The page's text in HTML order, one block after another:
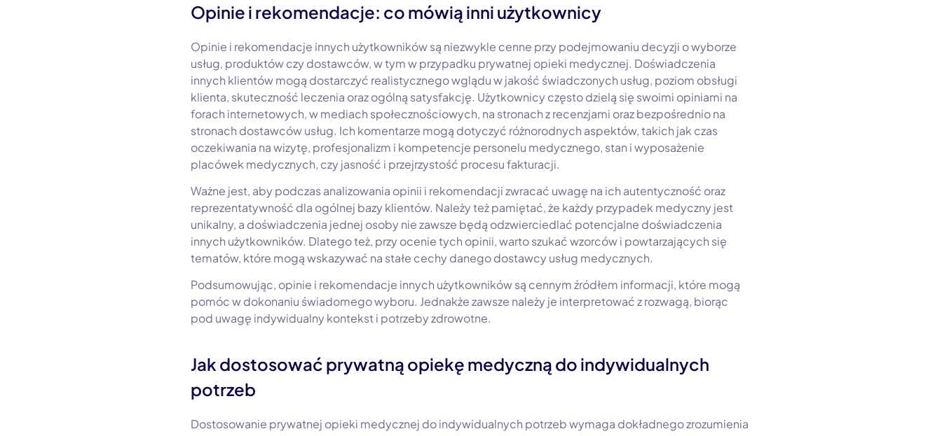
Opinie i rekomendacje: co mówią inni użytkownicy
Opinie i rekomendacje innych użytkowników są niezwykle cenne przy podejmowaniu decyzji o wyborze
usług, produktów czy dostawców, w tym w przypadku prywatnej opieki medycznej. Doświadczenia
innych klientów mogą dostarczyć realistycznego wglądu w jakość świadczonych usług, poziom obsługi
klienta, skuteczność leczenia oraz ogólną satysfakcję. Użytkownicy często dzielą się swoimi opiniami na
forach internetowych, w mediach społecznościowych, na stronach z recenzjami oraz bezpośrednio na
stronach dostawców usług. Ich komentarze mogą dotyczyć różnorodnych aspektów, takich jak czas
oczekiwania na wizytę, profesjonalizm i kompetencje personelu medycznego, stan i wyposażenie
placówek medycznych, czy jasność i przejrzystość procesu fakturacji.
Ważne jest, aby podczas analizowania opinii i rekomendacji zwracać uwagę na ich autentyczność oraz
reprezentatywność dla ogólnej bazy klientów. Należy też pamiętać, że każdy przypadek medyczny jest
unikalny, a doświadczenia jednej osoby nie zawsze będą odzwierciedlać potencjalne doświadczenia
innych użytkowników. Dlatego też, przy ocenie tych opinii, warto szukać wzorców i powtarzających się
tematów, które mogą wskazywać na stałe cechy danego dostawcy usług medycznych.
Podsumowując, opinie i rekomendacje innych użytkowników są cennym źródłem informacji, które mogą
pomóc w dokonaniu świadomego wyboru. Jednakże zawsze należy je interpretować z rozwagą, biorąc
pod uwagę indywidualny kontekst i potrzeby zdrowotne.
Jak dostosować prywatną opiekę medyczną do indywidualnych
potrzeb
Dostosowanie prywatnej opieki medycznej do indywidualnych potrzeb wymaga dokładnego zrozumienia